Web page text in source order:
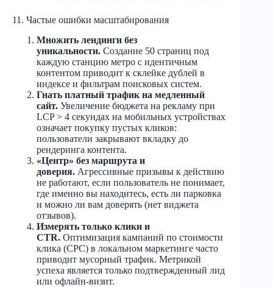
11. Частые ошибки масштабирования
Множить лендинги без
уникальности. Создание 50 страниц под
каждую станцию метро с идентичным
контентом приводит к склейке дублей в
индексе и фильтрам поисковых систем.
Гнать платный трафик на медленный
сайт. Увеличение бюджета на рекламу при
LCP > 4 секундах на мобильных устройствах
означает покупку пустых кликов:
пользователи закрывают вкладку до
рендеринга контента.
«Центр» без маршрута и
доверия. Агрессивные призывы к действию
не работают, если пользователь не понимает,
где именно вы находитесь, есть ли парковка
и можно ли вам доверять (нет виджета
отзывов).
Измерять только клики и
CTR. Оптимизация кампаний по стоимости
клика (CPC) в локальном маркетинге часто
приводит мусорный трафик. Метрикой
успеха является только подтвержденный лид
или офлайн-визит.